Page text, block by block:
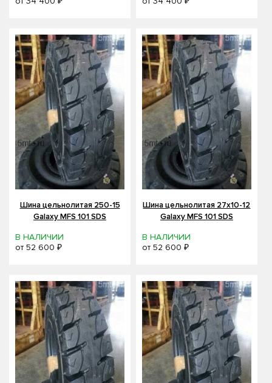
Шина цельнолитая 250-15
Galaxy MFS 101 SDS
В НАЛИЧИИ
от 52 600 ₽
Шина цельнолитая 27x10-12
Galaxy MFS 101 SDS
В НАЛИЧИИ
от52 600 ₽